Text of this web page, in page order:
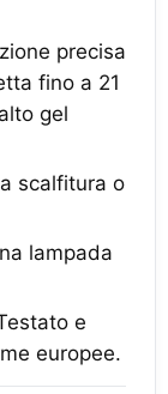
precisa
fino a 21
gel
scalfitura o
lampada
e
europee.